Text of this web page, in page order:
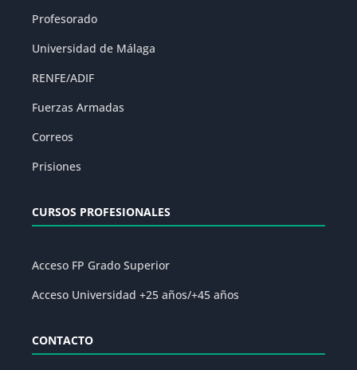
Profesorado
Universidad de Málaga
RENFE/ADIF
Fuerzas Armadas
Correos
Prisiones
CURSOS PROFESIONALES
Acceso FP Grado Superior
Acceso Universidad +25 años/+45 años
CONTACTO